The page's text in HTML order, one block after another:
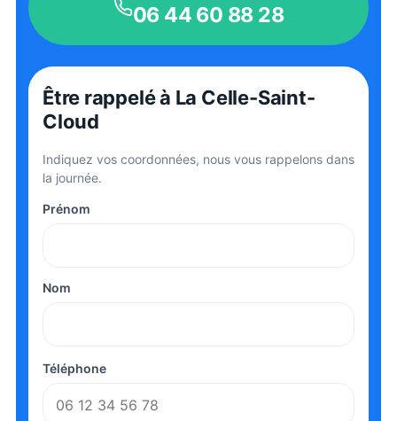
06 44 60 88 28
Être rappeléà La Celle-Saint-
Cloud
Indiquez vos coordonnées, nous vous rappelons dans
la journée.
Prénom
Nom
Téléphone